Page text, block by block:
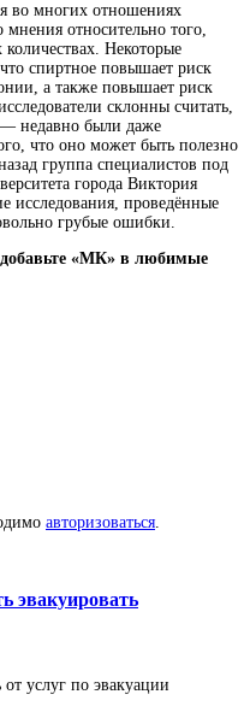
во многих отношениях
мнения относительно того,
Некоторые
спиртное повышает риск
а также повышает риск
склонны считать,
— недавно были даже
что оно может быть полезно
группа специалистов под
города Виктория
исследования, проведённые
грубые ошибки.
«МК» в любимые
авторизоваться
эвакуировать
услуг по эвакуации